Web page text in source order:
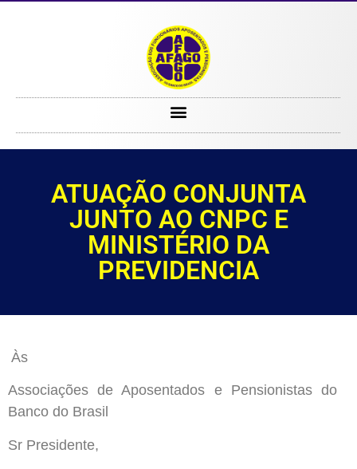
ATUAÇÃO CONJUNTA
JUNTO AO CNPC E
MINISTÉRIO DA
PREVIDENCIA
Às
Associações de Aposentados e Pensionistas do
Banco do Brasil
Sr Presidente,